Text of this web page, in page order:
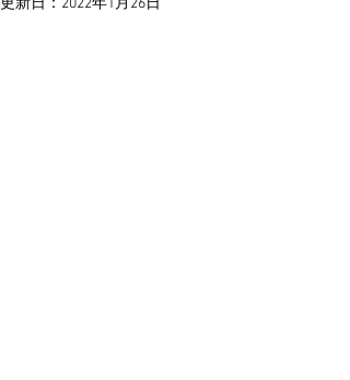
更新日： 2022年1月26日